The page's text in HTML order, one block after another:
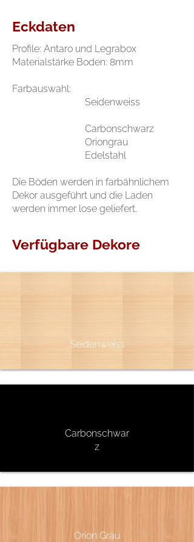
Eckdaten
Profile: Antaro und Legrabox
Materialstärke Boden: 8mm
Farbauswahl:
Seidenweiss
Carbonschwarz
Oriongrau
Edelstahl
Die Böden werden in farbähnlichem
Dekor ausgeführt und die Laden
werden immer lose geliefert.
Verfügbare Dekore
Seidenweiss
Carbonschwar
z
Orion Grau